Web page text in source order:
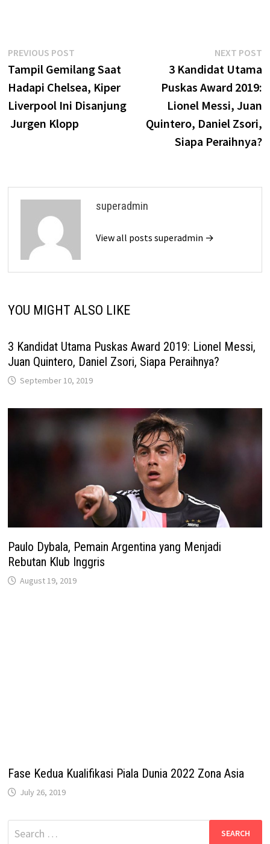
Post
navigation
PREVIOUS POSTPrevious
post:
Tampil Gemilang Saat
Hadapi Chelsea, Kiper
Liverpool Ini Disanjung
Jurgen Klopp
NEXT POST
3 Kandidat Utama
Puskas Award 2019:
Lionel Messi, Juan
Quintero, Daniel Zsori,
Siapa Peraihnya?
superadmin
View all posts superadmin →
YOU MIGHT ALSO LIKE
3 Kandidat Utama Puskas Award 2019: Lionel Messi,
Juan Quintero, Daniel Zsori, Siapa Peraihnya?
September 10, 2019
Paulo Dybala, Pemain Argentina yang Menjadi
Rebutan Klub Inggris
August 19, 2019
Fase Kedua Kualifikasi Piala Dunia 2022 Zona Asia
July 26, 2019
Search